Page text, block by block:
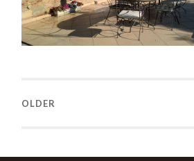
OLDER